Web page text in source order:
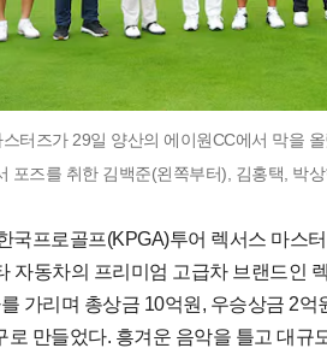
터즈가 29일 양산의 에이원CC에서 막을
포즈를 취한 김백준(왼쪽부터), 김홍택, 박
국프로골프(KPGA)투어 렉서스 마스
자동차의 프리미엄 고급차 브랜드인
가리며 총상금 10억원, 우승상금 2억
만들었다. 흥겨운 음악을 틀고 대규